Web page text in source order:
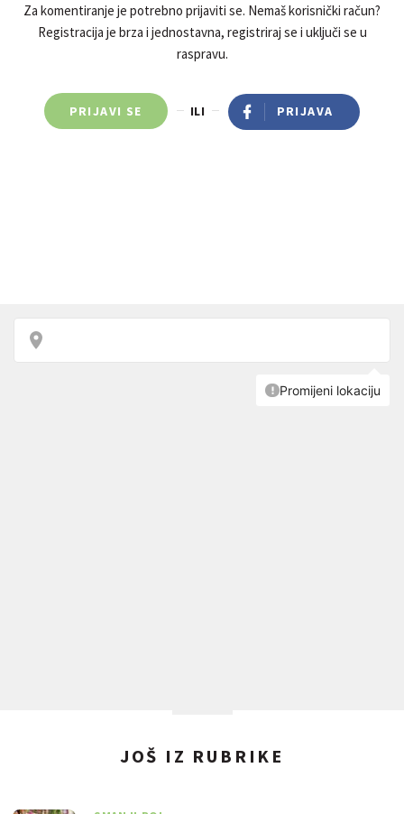
Za komentiranje je potrebno prijaviti se. Nemaš korisnički račun?
Registracija je brza i jednostavna, registriraj se i uključi se u
raspravu.
PRIJAVI SE ILI PRIJAVA
JOŠ IZ RUBRIKE